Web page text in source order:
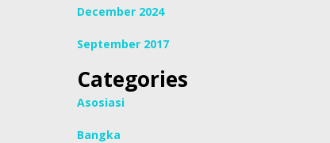
December 2024
September 2017
Categories
Asosiasi
Bangka